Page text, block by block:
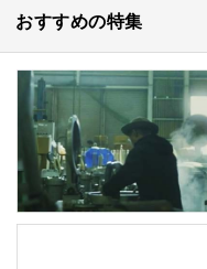
おすすめの特集